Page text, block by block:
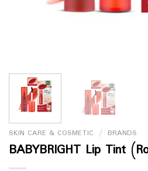
SKIN CARE & COSMETIC / BRANDS
BABYBRIGHT Lip Tint